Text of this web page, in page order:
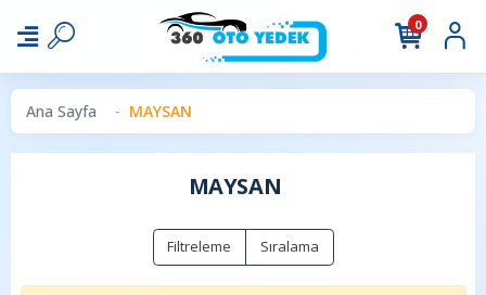
0
Ana Sayfa MAYSAN
MAYSAN
Filtreleme Sıralama